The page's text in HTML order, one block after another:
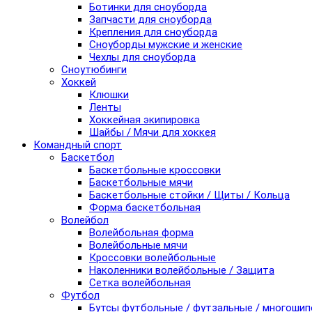
Ботинки для сноуборда
Запчасти для сноуборда
Крепления для сноуборда
Сноуборды мужские и женские
Чехлы для сноуборда
Сноутюбинги
Хоккей
Клюшки
Ленты
Хоккейная экипировка
Шайбы / Мячи для хоккея
Командный спорт
Баскетбол
Баскетбольные кроссовки
Баскетбольные мячи
Баскетбольные стойки / Щиты / Кольца
Форма баскетбольная
Волейбол
Волейбольная форма
Волейбольные мячи
Кроссовки волейбольные
Наколенники волейбольные / Защита
Сетка волейбольная
Футбол
Бутсы футбольные / футзальные /